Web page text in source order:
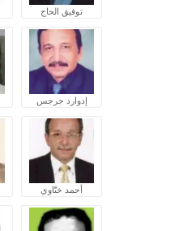
توفيق الحاج
إدوارد جرجس
أحمد ختّاوي